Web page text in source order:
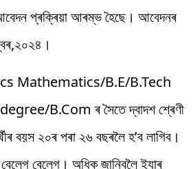
প্ৰক্ৰিয়া আৰম্ভ হৈছে। আবেদনৰ
Mathematics/B.E/B.Tech
B.Com ৰ সৈতে দ্বাদশ শ্ৰেণী
বয়স ২০ৰ পৰা ২৬ বছৰলৈ হ’ব লাগিব।
বেলেগ। অধিক জানিবলৈ ইযাৰ